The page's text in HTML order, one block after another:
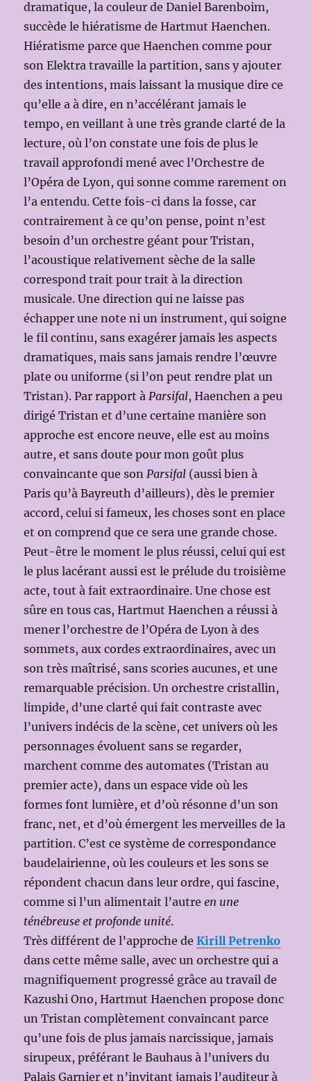
dramatique, la couleur de Daniel Barenboim,
succède le hiératisme de Hartmut Haenchen.
Hiératisme parce que Haenchen comme pour
son Elektra travaille la partition, sans y ajouter
des intentions, mais laissant la musique dire ce
qu’elle a à dire, en n’accélérant jamais le
tempo, en veillant à une très grande clarté de la
lecture, où l’on constate une fois de plus le
travail approfondi mené avec l’Orchestre de
l’Opéra de Lyon, qui sonne comme rarement on
l’a entendu. Cette fois-ci dans la fosse, car
contrairement à ce qu’on pense, point n’est
besoin d’un orchestre géant pour Tristan,
l’acoustique relativement sèche de la salle
correspond trait pour trait à la direction
musicale. Une direction qui ne laisse pas
échapper une note ni un instrument, qui soigne
le fil continu, sans exagérer jamais les aspects
dramatiques, mais sans jamais rendre l’œuvre
plate ou uniforme (si l’on peut rendre plat un
Tristan). Par rapport à Parsifal, Haenchen a peu
dirigé Tristan et d’une certaine manière son
approche est encore neuve, elle est au moins
autre, et sans doute pour mon goût plus
convaincante que son Parsifal (aussi bien à
Paris qu’à Bayreuth d’ailleurs), dès le premier
accord, celui si fameux, les choses sont en place
et on comprend que ce sera une grande chose.
Peut-être le moment le plus réussi, celui qui est
le plus lacérant aussi est le prélude du troisième
acte, tout à fait extraordinaire. Une chose est
sûre en tous cas, Hartmut Haenchen a réussi à
mener l’orchestre de l’Opéra de Lyon à des
sommets, aux cordes extraordinaires, avec un
son très maîtrisé, sans scories aucunes, et une
remarquable précision. Un orchestre cristallin,
limpide, d’une clarté qui fait contraste avec
l’univers indécis de la scène, cet univers où les
personnages évoluent sans se regarder,
marchent comme des automates (Tristan au
premier acte), dans un espace vide où les
formes font lumière, et d’où résonne d’un son
franc, net, et d’où émergent les merveilles de la
partition. C’est ce système de correspondance
baudelairienne, où les couleurs et les sons se
répondent chacun dans leur ordre, qui fascine,
comme si l’un alimentait l’autreen une
ténébreuse et profonde unité.
Très différent de l’approche deKirill Petrenko
dans cette même salle, avec un orchestre qui a
magnifiquement progressé grâce au travail de
Kazushi Ono, Hartmut Haenchen propose donc
un Tristan complètement convaincant parce
qu’une fois de plus jamais narcissique, jamais
sirupeux, préférant le Bauhaus à l’univers du
Palais Garnier et n’invitant jamais l’auditeur à